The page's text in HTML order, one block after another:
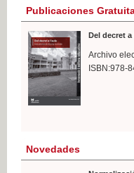
Publicaciones
Del decret
Archivo
ISBN:978-
Novedades